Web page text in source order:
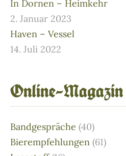
In Dornen – Heimkehr
2. Januar 2023
Haven – Vessel
14. Juli 2022
Online–Magazin
Bandgespräche (40)
Bierempfehlungen (61)